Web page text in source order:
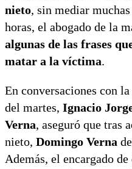
nieto, sin mediar
horas, el abogado de la
algunas de las frases
matar a la víctima.
En conversaciones con
del martes, Ignacio
Verna, aseguró que tras
nieto, Domingo Verna
Además, el encargado